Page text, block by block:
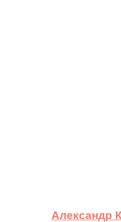
Александр